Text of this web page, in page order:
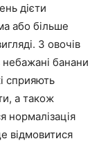
дієти
або більше
З овочів
небажані банани
сприяють
а також
нормалізація
відмовитися